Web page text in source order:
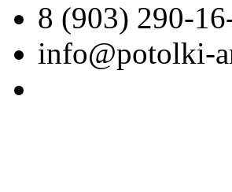
8 (903) 290-
info@potolki-